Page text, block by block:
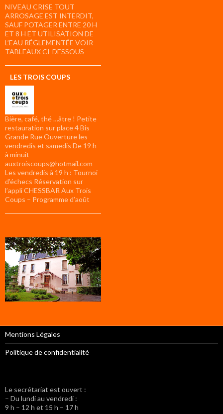
NIVEAU CRISE TOUT
ARROSAGE EST INTERDIT,
SAUF POTAGER ENTRE 20 H
ET 8 H ET UTILISATION DE
L’EAU RÉGLEMENTÉE VOIR
TABLEAUX CI-DESSOUS
LES TROIS COUPS
Bière, café, thé …âtre ! Petite
restauration sur place 4 Bis
Grande Rue Ouverture les
vendredis et samedis De 19 h
à minuit
auxtroiscoups@hotmail.com
Les vendredis à 19 h : Tournoi
d’échecs Réservation sur
l’appli CHESSBAR Aux Trois
Coups – Programme d’août
Mentions Légales
Politique de confidentialité
Le secrétariat est ouvert :
– Du lundi au vendredi :
9 h – 12 h et 15 h – 17 h